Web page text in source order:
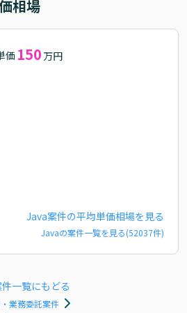
相場
価 150 万円
Java案件の平均単価相場を見る
Javaの案件一覧を見る(52037件)
一覧にもどる
業務委託案件